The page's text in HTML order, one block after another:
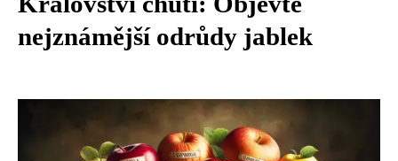
nejznámější odrůdy jablek